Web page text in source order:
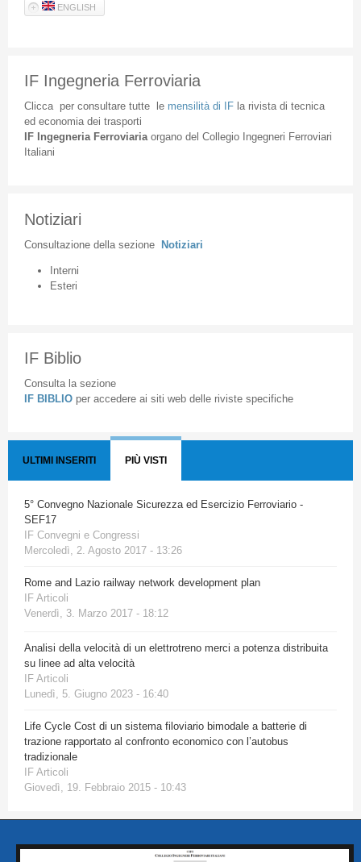
ENGLISH
IF Ingegneria Ferroviaria
Cliccaper consultare tuttele mensilità di IFla rivista di tecnica
ed economia dei trasporti
IF Ingegneria Ferroviaria organodel Collegio Ingegneri Ferroviari
Italiani
Notiziari
Consultazione della sezione Notiziari
Interni
Esteri
IF Biblio
Consulta la sezione
IF BIBLIO per accedere ai siti web delle riviste specifiche
ULTIMI INSERITI PIÙ VISTI
5° Convegno Nazionale Sicurezza ed Esercizio Ferroviario -
SEF17
IF Convegni e Congressi
Mercoledì, 2. Agosto 2017 - 13:26
Rome and Lazio railway network development plan
IF Articoli
Venerdì, 3. Marzo 2017 - 18:12
Analisi della velocità di un elettrotreno merci a potenza distribuita
su linee ad alta velocità
IF Articoli
Lunedì, 5. Giugno 2023 - 16:40
Life Cycle Cost di un sistema filoviario bimodale a batterie di
trazione rapportato al confronto economico con l’autobus
tradizionale
IF Articoli
Giovedì, 19. Febbraio 2015 - 10:43